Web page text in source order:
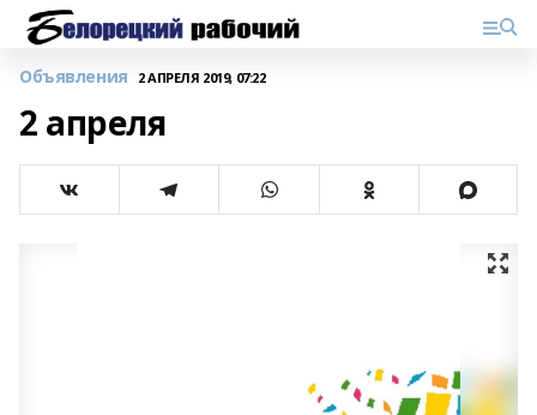
Объявления 2 АПРЕЛЯ 2019, 07:22
2 апреля